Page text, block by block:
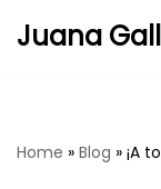
Juana
Home » Blog » ¡A